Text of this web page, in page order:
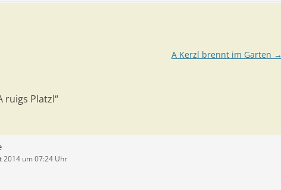
A Kerzl brennt im Garten →
ruigs Platzl“
2014 um 07:24 Uhr